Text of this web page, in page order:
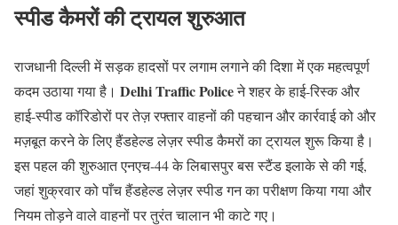
स्पीड कैमरों की ट्रायल शुरुआत
राजधानी दिल्ली में सड़क हादसों पर लगाम लगाने की दिशा में एक महत्वपूर्ण
कदम उठाया गया है। Delhi Traffic Policeने शहर के हाई-रिस्क और
हाई-स्पीड कॉरिडोरों पर तेज़ रफ्तार वाहनों की पहचान और कार्रवाई को और
मज़बूत करने के लिए हैंडहेल्ड लेज़र स्पीड कैमरों का ट्रायल शुरू किया है।
इस पहल की शुरुआत एनएच-44 के लिबासपुर बस स्टैंड इलाके से की गई,
जहां शुक्रवार को पाँच हैंडहेल्ड लेज़र स्पीड गन का परीक्षण किया गया और
नियम तोड़ने वाले वाहनों पर तुरंत चालान भी काटे गए।